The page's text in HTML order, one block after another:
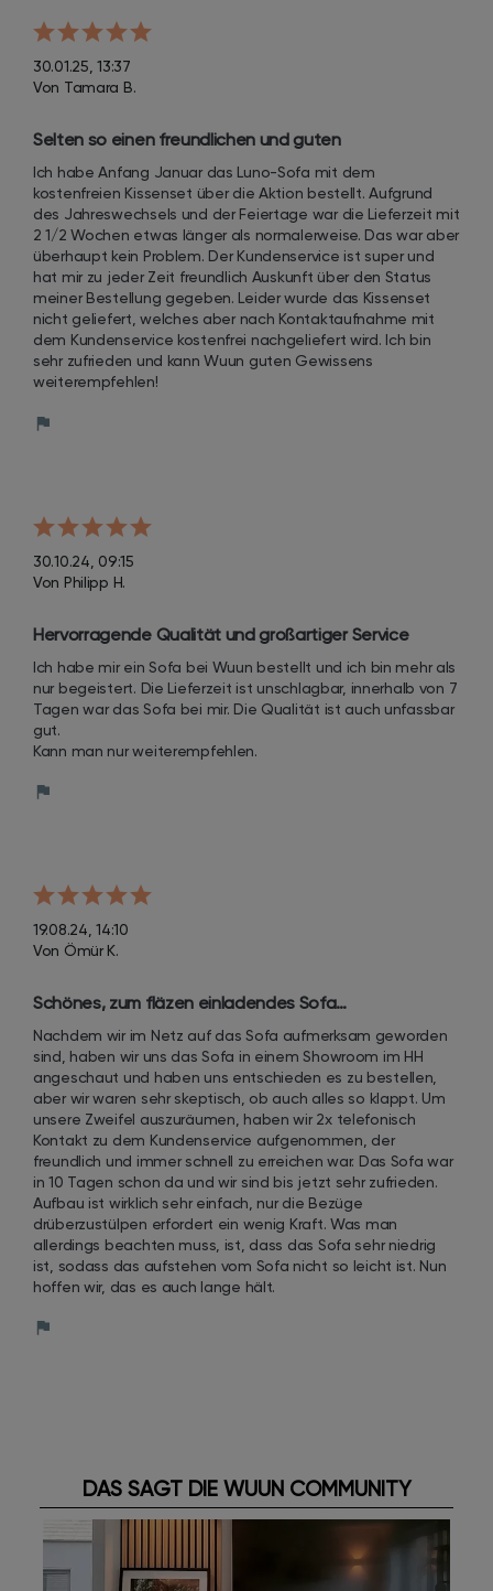
30.01.25, 13:37
Von Tamara B.
Selten so einen freundlichen und guten
Kundenservice erlebt!
Ich habe Anfang Januar das Luno-Sofa mit dem
kostenfreien Kissenset über die Aktion bestellt. Aufgrund
des Jahreswechsels und der Feiertage war die Lieferzeit mit
2 1/2 Wochen etwas länger als normalerweise. Das war aber
überhaupt kein Problem. Der Kundenservice ist super und
hat mir zu jeder Zeit freundlich Auskunft über den Status
meiner Bestellung gegeben. Leider wurde das Kissenset
nicht geliefert, welches aber nach Kontaktaufnahme mit
dem Kundenservice kostenfrei nachgeliefert wird. Ich bin
sehr zufrieden und kann Wuun guten Gewissens
weiterempfehlen!
30.10.24, 09:15
Von Philipp H.
Hervorragende Qualität und großartiger Service
Ich habe mir ein Sofa bei Wuun bestellt und ich bin mehr als
nur begeistert. Die Lieferzeit ist unschlagbar, innerhalb von 7
Tagen war das Sofa bei mir. Die Qualität ist auch unfassbar
gut.
Kann man nur weiterempfehlen.
19.08.24, 14:10
Von Ömür K.
Schönes, zum fläzen einladendes Sofa…
Nachdem wir im Netz auf das Sofa aufmerksam geworden
sind, haben wir uns das Sofa in einem Showroom im HH
angeschaut und haben uns entschieden es zu bestellen,
aber wir waren sehr skeptisch, ob auch alles so klappt. Um
unsere Zweifel auszuräumen, haben wir 2x telefonisch
Kontakt zu dem Kundenservice aufgenommen, der
freundlich und immer schnell zu erreichen war. Das Sofa war
in 10 Tagen schon da und wir sind bis jetzt sehr zufrieden.
Aufbau ist wirklich sehr einfach, nur die Bezüge
drüberzustülpen erfordert ein wenig Kraft. Was man
allerdings beachten muss, ist, dass das Sofa sehr niedrig
ist, sodass das aufstehen vom Sofa nicht so leicht ist. Nun
hoffen wir, das es auch lange hält.
DAS SAGT DIE WUUN COMMUNITY